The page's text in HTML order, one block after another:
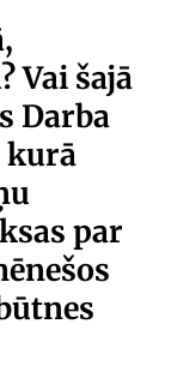
Vai šajā
Darba
kurā
par